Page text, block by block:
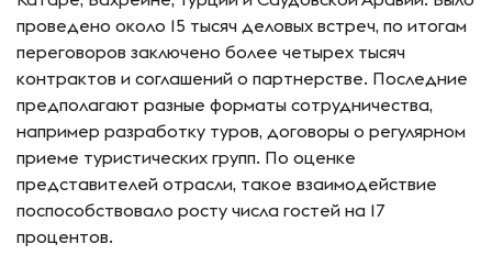
проведено около 15 тысяч деловых встреч, по итогам
переговоров заключено более четырех тысяч
контрактов и соглашений о партнерстве. Последние
предполагают разные форматы сотрудничества,
например разработку туров, договоры о регулярном
приеме туристических групп. По оценке
представителей отрасли, такое взаимодействие
поспособствовало росту числа гостей на 17
процентов.